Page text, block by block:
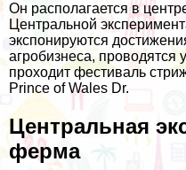
Он располагается в
Центральной
экспонируются
агробизнеса,
проходит фестиваль
Prince of Wales Dr.
Центральная
ферма